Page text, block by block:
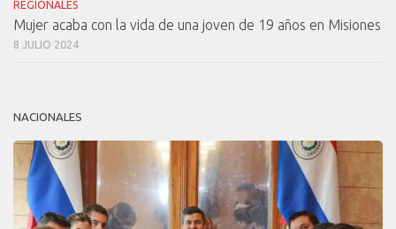
REGIONALES
Mujer acaba con la vida de una joven de 19 años en Misiones
8 JULIO 2024
NACIONALES